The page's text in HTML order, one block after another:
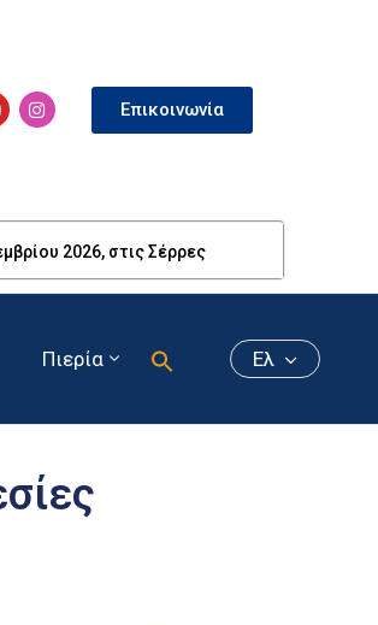
Επικοινωνία
2026, στις Σέρρες
Πιερία Ελ